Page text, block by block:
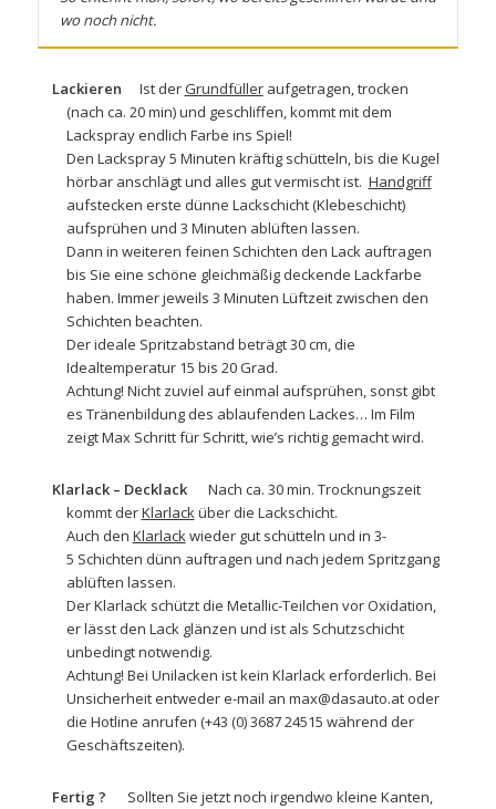
wo noch nicht.
Lackieren Ist derGrundfülleraufgetragen, trocken
(nach ca. 20 min) und geschliffen, kommt mit dem
Lacksprayendlich Farbe ins Spiel!
Den Lackspray 5 Minuten kräftig schütteln, bis die Kugel
hörbar anschlägt und alles gut vermischt ist. Handgriff
aufstecken erste dünne Lackschicht (Klebeschicht)
aufsprühen und 3 Minuten ablüften lassen.
Dann in weiteren feinen Schichten den Lack auftragen
bis Sie eine schöne gleichmäßig deckende Lackfarbe
haben. Immer jeweils 3 Minuten Lüftzeit zwischen den
Schichten beachten.
Der ideale Spritzabstand beträgt 30 cm, die
Idealtemperatur 15 bis 20 Grad.
Achtung! Nicht zuviel auf einmal aufsprühen, sonst gibt
es Tränenbildung des ablaufenden Lackes… Im Film
zeigt Max Schritt für Schritt, wie’s richtig gemacht wird.
Klarlack – Decklack
Nach ca. 30 min. Trocknungszeit
kommt derKlarlacküber die Lackschicht.
Auch den Klarlackwieder gut schütteln und in 3-
5 Schichten dünn auftragen und nach jedem Spritzgang
ablüften lassen.
Der Klarlack schützt die Metallic-Teilchen vor Oxidation,
er lässt den Lack glänzen und ist als Schutzschicht
unbedingt notwendig.
Achtung! Bei Unilacken ist kein Klarlack erforderlich. Bei
Unsicherheit entweder e-mail an max@dasauto.at oder
die Hotline anrufen (+43 (0) 3687 24515 während der
Geschäftszeiten).
Fertig ?
Sollten Sie jetzt noch irgendwo kleine Kanten,